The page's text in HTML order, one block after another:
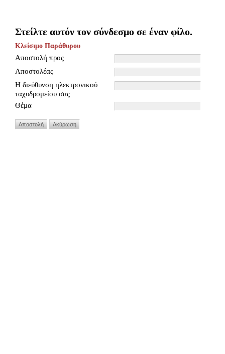
Στείλτε αυτόν τον σύνδεσμο σε έναν φίλο.
Κλείσιμο Παράθυρου
Αποστολή προς
Αποστολέας
Η διεύθυνση ηλεκτρονικού
ταχυδρομείου σας
Θέμα
Αποστολή Ακύρωση